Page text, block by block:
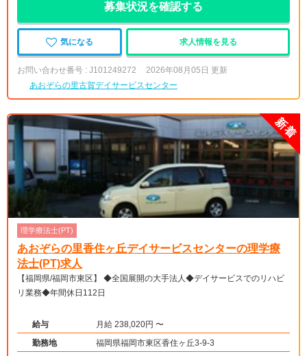
募集状況を確認する
気になる 求人情報を見る
お問い合わせ番号 : J101249272
2026年08月05日 更新
あおぞらの里古賀デイサービスセンター
理学療法士(PT)
あおぞらの里香住ヶ丘デイサービスセンターの理学療
法士(PT)求人
【福岡県/福岡市東区】 ◆全国展開の大手法人◆デイサービスでのリハビ
リ業務◆年間休日112日
給与
月給 238,020円 〜
勤務地
福岡県福岡市東区香住ヶ丘3-9-3